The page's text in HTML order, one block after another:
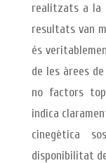
realitzats a la
resultats van
és
de les àrees
no factors
indica
cinegètica
disponibilitat